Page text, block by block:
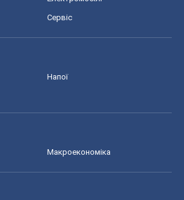
Сервіс
Напої
Макроекономіка